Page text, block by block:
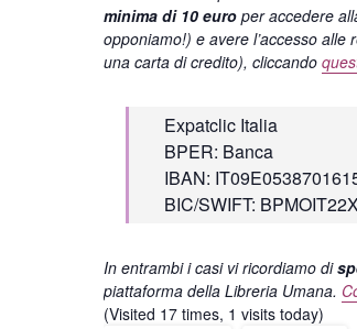
minima di 10 euro per accedere
opponiamo!) e avere l’accesso alle
una carta di credito), cliccando
Expatclic Italia
BPER: Banca
IBAN:
BIC/SWIFT:
In entrambi i casi vi ricordiamo di
piattaforma della Libreria Umana.
(Visited 17 times, 1 visits today)